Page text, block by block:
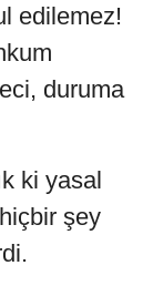
edilemez!
duruma
ki yasal
şey